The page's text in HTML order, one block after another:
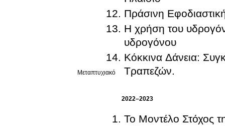
Μεταπτυχιακό
Πράσινη
Η χρήση του
υδρογόνου
Κόκκινα Δάνεια:
Τραπεζών.
2022–2023
Το Μοντέλο Στόχος